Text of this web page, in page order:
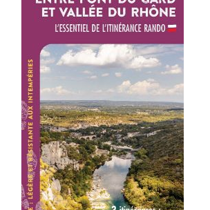
ACHETER LE PRODUIT
/
DÉTAILS